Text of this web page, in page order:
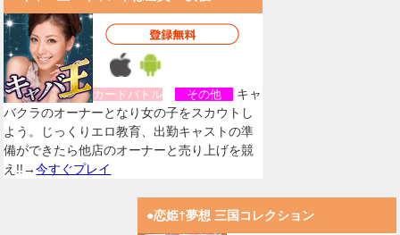
カードバトル その他
キャ
バクラのオーナーとなり女の子をスカウトし
よう。じっくりエロ教育、出勤キャストの準
備ができたら他店のオーナーと売り上げを競
え!!→今すぐプレイ
●恋姫†夢想 三国コレクション